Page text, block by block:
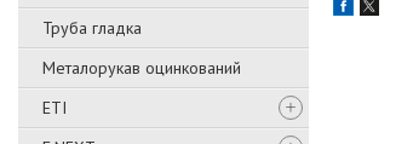
Труба гладка
Металорукав оцинкований
ETI